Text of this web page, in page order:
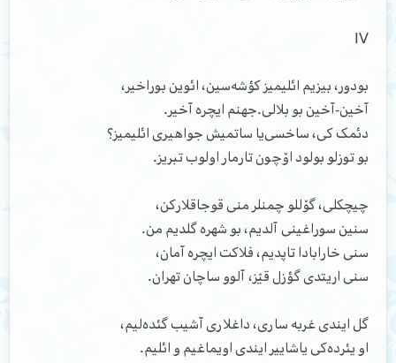
IV
بودور، بیزیم ائلیمیز کؤشه‌سین، ائوین بوراخیر،
آخین-آخین بو بلالی.جهنم ایچره آخیر.
دئمک کی، ساخسی‌یا ساتمیش جواهیری ائلیمیز؟
بو توزلو بولود اۆچون تارمار اولوب تبریز.
چیچکلی، گۆللو چمنلر منی قوجاقلارکن،
سنین سوراغینی آلدیم، بو شهره گلدیم من.
سنی خارابادا تاپدیم، فلاکت ایچره آمان،
سنی اریتدی گؤزل قؽز، آلوو ساچان تهران.
گل ایندی غربه ساری، داغلاری آشیب گئده‌لیم،
او یئرده‌کی یاشاییر ایندی اویماغیم و ائلیم.